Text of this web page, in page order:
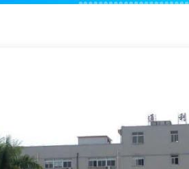
Caixa de presente de papel